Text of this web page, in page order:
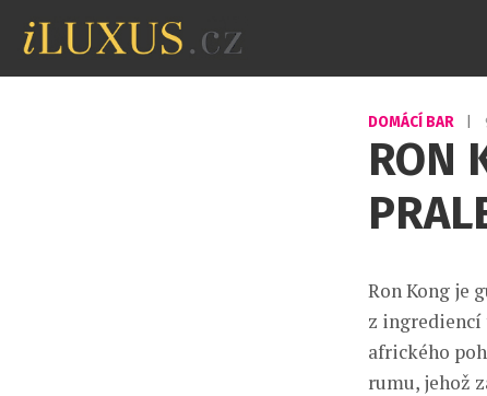
DOMÁCÍ BAR
RON
Ron Kong je
z ingrediencí
afrického
rumu, jehož